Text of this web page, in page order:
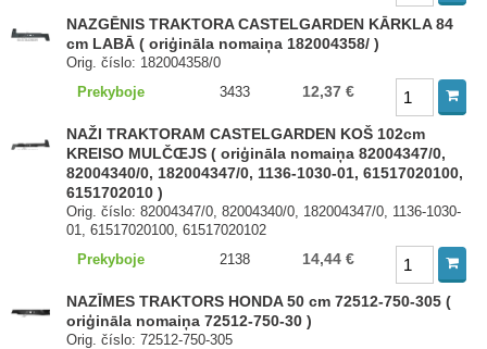
NAZGĒNIS TRAKTORA CASTELGARDEN KĀRKLA 84
cm LABĀ ( oriģināla nomaiņa 182004358/ )
Orig. číslo: 182004358/0
Prekyboje
3433 12,37 €
NAŽI TRAKTORAM CASTELGARDEN KOŠ 102cm
KREISO MULČŒJS ( oriģināla nomaiņa 82004347/0,
82004340/0, 182004347/0, 1136-1030-01, 61517020100,
6151702010 )
Orig. číslo: 82004347/0, 82004340/0, 182004347/0, 1136-1030-
01, 61517020100, 61517020102
Prekyboje
2138 14,44 €
NAZĪMES TRAKTORS HONDA 50 cm 72512-750-305 (
oriģināla nomaiņa 72512-750-30 )
Orig. číslo: 72512-750-305